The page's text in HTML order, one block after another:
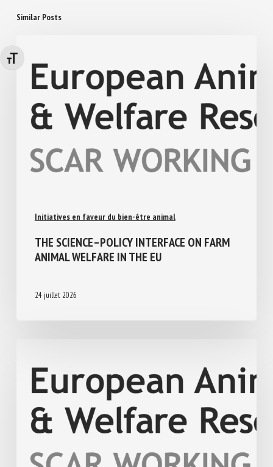
Changer la taille de la police
THE SCIENCE–POLICY INTERFACE ON FARM
ANIMAL WELFARE IN THE EU